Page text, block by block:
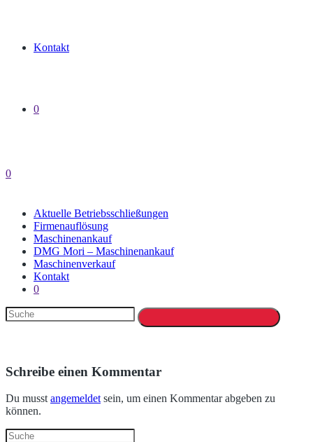
Kontakt
0
0
Aktuelle Betriebsschließungen
Firmenauflösung
Maschinenankauf
DMG Mori – Maschinenankauf
Maschinenverkauf
Kontakt
0
Schreibe einen Kommentar
Du musstangemeldetsein, um einen Kommentar abgeben zu
können.